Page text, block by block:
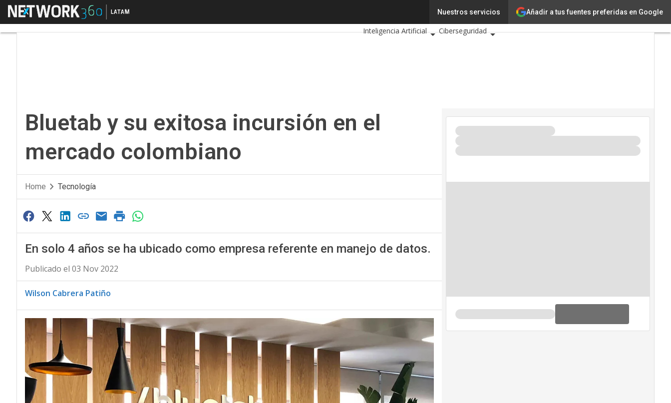
Añadir a tus fuentes preferidas en Google
Nuestros servicios
Menú Innovación
Ciencia
Inteligencia Artificial
Ciberseguridad
Bluetab y su exitosa incursión en el
mercado colombiano
Home Tecnología
En solo 4 años se ha ubicado como empresa referente en manejo de datos.
Publicado el 03 Nov 2022
Wilson Cabrera Patiño